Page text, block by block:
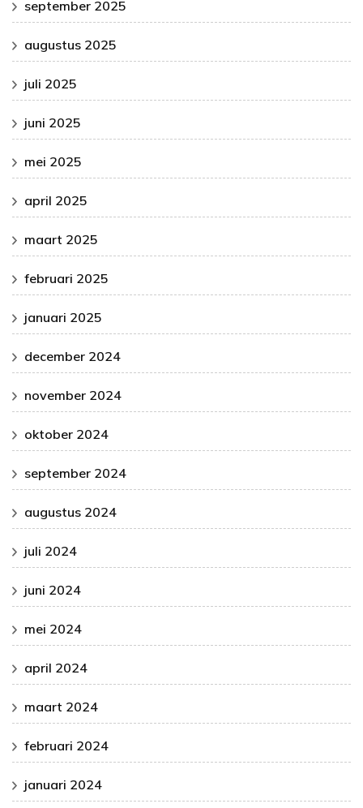
september 2025
augustus 2025
juli 2025
juni 2025
mei 2025
april 2025
maart 2025
februari 2025
januari 2025
december 2024
november 2024
oktober 2024
september 2024
augustus 2024
juli 2024
juni 2024
mei 2024
april 2024
maart 2024
februari 2024
januari 2024